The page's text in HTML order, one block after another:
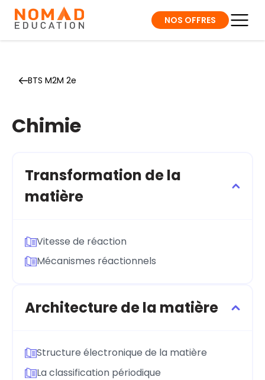
NOS OFFRES
BTS M2M 2e
Chimie
Transformation de la
matière
Vitesse de réaction
Mécanismes réactionnels
Architecture de la matière
Structure électronique de la matière
La classification périodique